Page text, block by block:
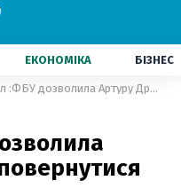
ЕКОНОМІКА БІЗНЕС
Баскетбол :ФБУ дозволила Артуру Дроздову повернутися до гри